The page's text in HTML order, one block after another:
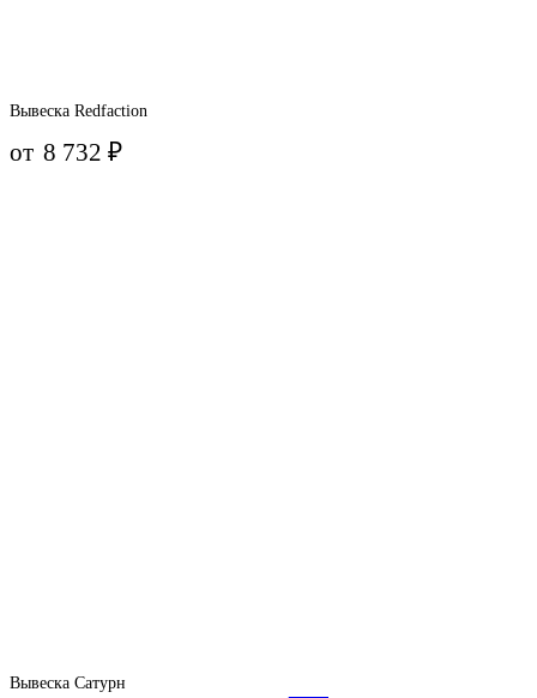
Вывеска Redfaction
от 8 732₽
Вывеска Сатурн